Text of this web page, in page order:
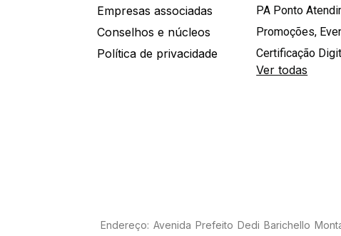
Empresas associadas
Conselhos e núcleos
Política de privacidade
PA Ponto
Promoções,
Certificação
Ver todas
Endereço: Avenida Prefeito Dedi Barichello